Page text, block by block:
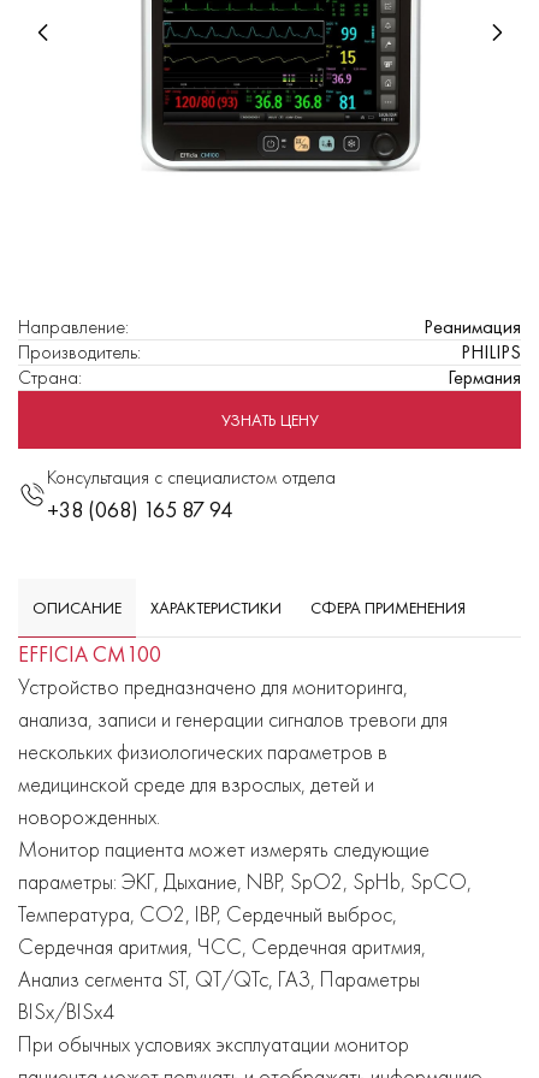
УЗНАТЬ ЦЕНУ
Консультация с специалистом отдела
+38 (068) 165 87 94
Направление:
Реанимация
Производитель:
PHILIPS
Страна: Германия
ОПИСАНИЕ ХАРАКТЕРИСТИКИ СФЕРА ПРИМЕНЕНИЯ
EFFICIA CM100
Устройство предназначено для мониторинга,
анализа, записи и генерации сигналов тревоги для
нескольких физиологических параметров в
медицинской среде для взрослых, детей и
новорожденных.
Монитор пациента может измерять следующие
параметры: ЭКГ, Дыхание, NBP, SpO2, SpHb, SpCO,
Температура, CO2, IBP, Сердечный выброс,
Сердечная аритмия, ЧСС, Сердечная аритмия,
Анализ сегмента ST, QT/QTc, ГАЗ, Параметры
BISx/BISx4
При обычных условиях эксплуатации монитор